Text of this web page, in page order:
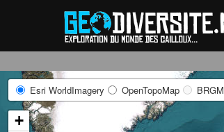
Esri WorldImagery OpenTopoMap BRGM
+